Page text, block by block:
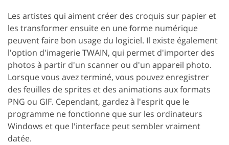
Les artistes qui aiment créer des croquis sur papier et
les transformer ensuite en une forme numérique
peuvent faire bon usage du logiciel. Il existe également
l'option d'imagerie TWAIN, qui permet d'importer des
photos à partir d'un scanner ou d'un appareil photo.
Lorsque vous avez terminé, vous pouvez enregistrer
des feuilles de sprites et des animations aux formats
PNG ou GIF. Cependant, gardez à l'esprit que le
programme ne fonctionne que sur les ordinateurs
Windows et que l'interface peut sembler vraiment
datée.